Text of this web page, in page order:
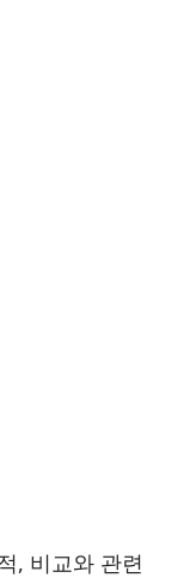
, 비교와 관련